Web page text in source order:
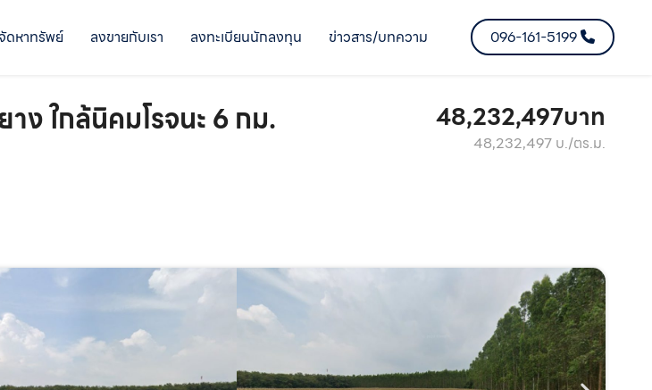
ดหาทรัพย์ ลงขายกับเรา ลงทะเบียนนักลงทุน ข่าวสาร/บทความ 096-161-5199
ง ใกล้นิคมโรจนะ 6 กม.
48,232,497บาท
48,232,497 บ./ตร.ม.